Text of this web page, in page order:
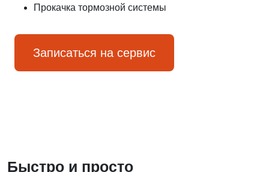
Прокачка тормозной системы
Записаться на сервис
Быстро и просто